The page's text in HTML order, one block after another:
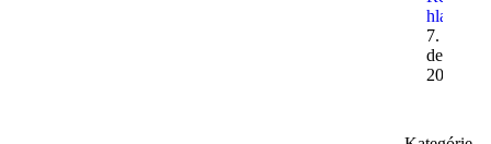
hlavy
7.
2011